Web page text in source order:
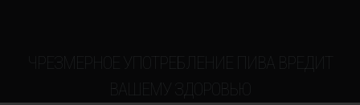
ЧРЕЗМЕРНОЕ УПОТРЕБЛЕНИЕ ПИВА ВРЕДИТ
ВАШЕМУ ЗДОРОВЬЮ